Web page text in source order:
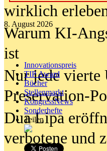
8. August 2026
Innovationspreis
TIP Award
Bücher
Stellenmarkt
KongressNews
Sonderhefte
Teilen
wirklich
Warum KI-
ist
Nur jede
Preservation-
Dua Lipa
verbotene und